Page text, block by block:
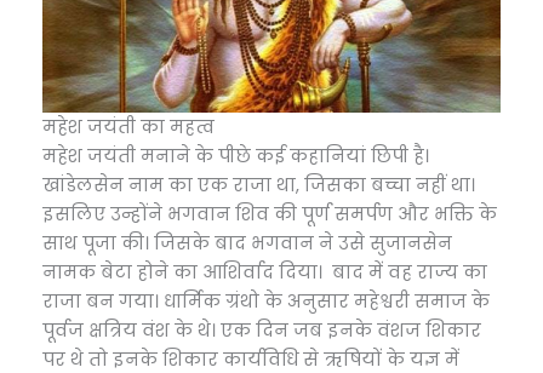
महेश जयंती का महत्व
महेश जयंती मनाने के पीछे कई कहानियां छिपी है।
खांडेलसेन नाम का एक राजा था, जिसका बच्चा नहीं था।
इसलिए उन्होंने भगवान शिव की पूर्ण समर्पण और भक्ति के
साथ पूजा की। जिसके बाद भगवान ने उसे सुजानसेन
नामक बेटा होने का आशिर्वाद दिया। बाद में वह राज्य का
राजा बन गया। धार्मिक ग्रंथो के अनुसार महेश्वरी समाज के
पूर्वज क्षत्रिय वंश के थे। एक दिन जब इनके वंशज शिकार
पर थे तो इनके शिकार कार्यविधि से ऋषियों के यज्ञ में